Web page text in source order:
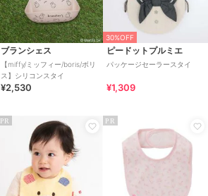
ブランシェス
【miffy/ミッフィー/boris/ボリ
ス】シリコンスタイ
¥2,530
30%OFF
ピードットプルミエ
パッケージセーラースタイ
¥1,309
PR PR